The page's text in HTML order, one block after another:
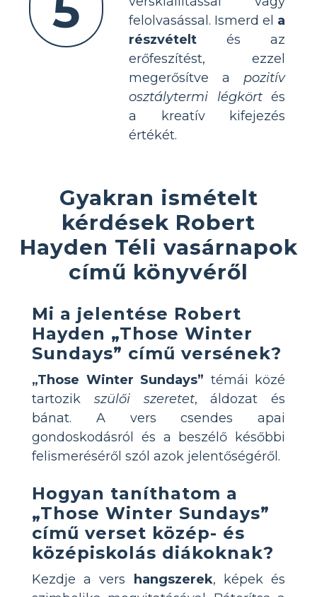
felolvasással. Ismerd el a
részvételt és az
erőfeszítést, ezzel
megerősítve a pozitív
osztálytermi légkörtés
a kreatív kifejezés
értékét.
Gyakran ismételt
kérdések Robert
Hayden Téli vasárnapok
című könyvéről
Mi a jelentése Robert
Hayden „Those Winter
Sundays” című versének?
„Those Winter Sundays” témái közé
tartozik szülői szeretet, áldozat és
bánat. A vers csendes apai
gondoskodásról és a beszélő későbbi
felismeréséről szól azok jelentőségéről.
Hogyan taníthatom a
„Those Winter Sundays”
című verset közép- és
középiskolás diákoknak?
Kezdje a vers hangszerek, képek és